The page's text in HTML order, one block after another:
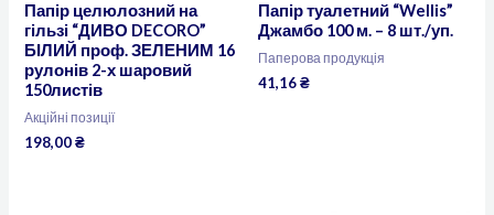
Папір целюлозний на
гільзі “ДИВО DECORO”
БІЛИЙ проф. ЗЕЛЕНИМ 16
рулонів 2-х шаровий
150листів
Акційні позиції
198,00₴
Папір туалетний “Wellis”
Джамбо 100 м. – 8 шт./уп.
Паперова продукція
41,16₴